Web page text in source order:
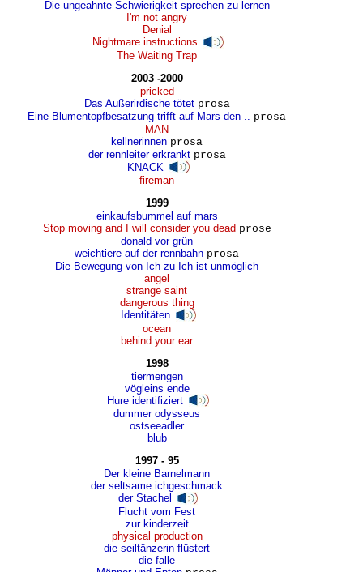
Die ungeahnte Schwierigkeit sprechen zu lernen
I'm not angry
Denial
Nightmare instructions
The Waiting Trap
2003 -2000
pricked
Das Außerirdische tötet prosa
Eine Blumentopfbesatzung trifft auf Mars den ..
prosa
MAN
kellnerinnen prosa
der rennleiter erkrankt prosa
KNACK
fireman
1999
einkaufsbummel auf mars
Stop moving and I will consider you dead prose
donald vor grün
weichtiere auf der rennbahn prosa
Die Bewegung von Ich zu Ich ist unmöglich
angel
strange saint
dangerous thing
Identitäten
ocean
behind your ear
1998
tiermengen
vögleins ende
Hure identifiziert
dummer odysseus
ostseeadler
blub
1997 - 95
Der kleine Barnelmann
der seltsame ichgeschmack
der Stachel
Flucht vom Fest
zur kinderzeit
physical production
die seiltänzerin flüstert
die falle